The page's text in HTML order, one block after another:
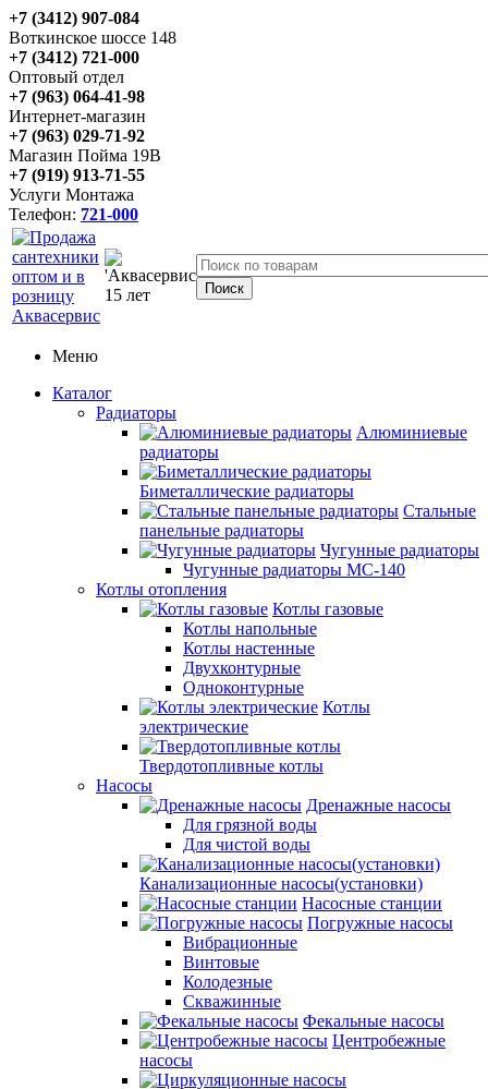
+7 (3412) 907-084
Воткинское шоссе 148
+7 (3412) 721-000
Оптовый отдел
+7 (963) 064-41-98
Интернет-магазин
+7 (963) 029-71-92
Магазин Пойма 19В
+7 (919) 913-71-55
Услуги Монтажа
Телефон: 721-000
Меню
Каталог
Радиаторы
Алюминиевые
радиаторы
Биметаллические радиаторы
Стальные
панельные радиаторы
Чугунные радиаторы
Чугунные радиаторы МС-140
Котлы отопления
Котлы газовые
Котлы напольные
Котлы настенные
Двухконтурные
Одноконтурные
Котлы
электрические
Твердотопливные котлы
Насосы
Дренажные насосы
Для грязной воды
Для чистой воды
Канализационные насосы(установки)
Насосные станции
Погружные насосы
Вибрационные
Винтовые
Колодезные
Скважинные
Фекальные насосы
Центробежные
насосы